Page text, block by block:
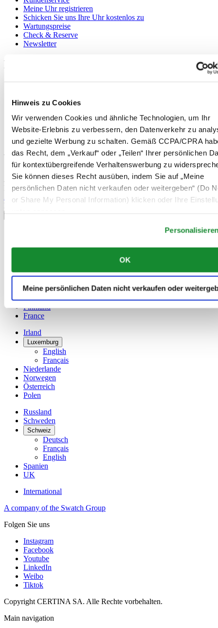
Hinweis zu Cookies
Wir verwenden Cookies und ähnliche Technologien, um Ihr
Website-Erlebnis zu verbessern, den Datenverkehr zu
und gezielte Werbung zu schalten. Gemäß CCPA/CPRA
das Recht, dem „Verkauf“ oder „Teilen“ Ihrer persönlichen
für kontextübergreifende Verhaltenswerbung zu
Sie können dieses Recht ausüben, indem Sie auf „Meine
persönlichen Daten nicht verkaufen oder weitergeben“ (Do
or Share My Personal Information) klicken oder Ihre
OK
Meine persönlichen Daten nicht verkaufen oder
Meine Uhr registrieren
Schicken Sie uns Ihre Uhr kostenlos zu
Wartungspreise
Check & Reserve
Newsletter
Rechtliches
Hinweis zu Cookies
Rücksendung und Entsorgung
Verkaufsbedingungen und Konditionen
Widerruf des Vertrags
Willkommen im CERTINA Club
Abonnieren Sie unseren Newsletter und erhalten Sie exklusive
Information
Anmelden
Land/Region auswählen
English
简体中文
Dänemark
Deutschland
Finnland
France
Irland
Luxemburg
English
Français
Niederlande
Norwegen
Österreich
Polen
Russland
Schweden
Schweiz
Deutsch
Français
English
Spanien
UK
International
A company of the Swatch Group
Folgen Sie uns
Instagram
Facebook
Youtube
LinkedIn
Weibo
Tiktok
Copyright CERTINA SA. Alle Rechte vorbehalten.
Main navigation